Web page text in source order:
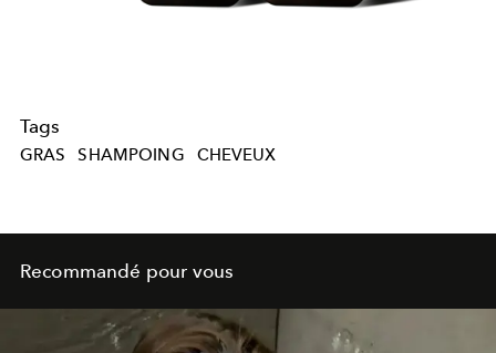
Tags
GRAS SHAMPOING CHEVEUX
Recommandé pour vous